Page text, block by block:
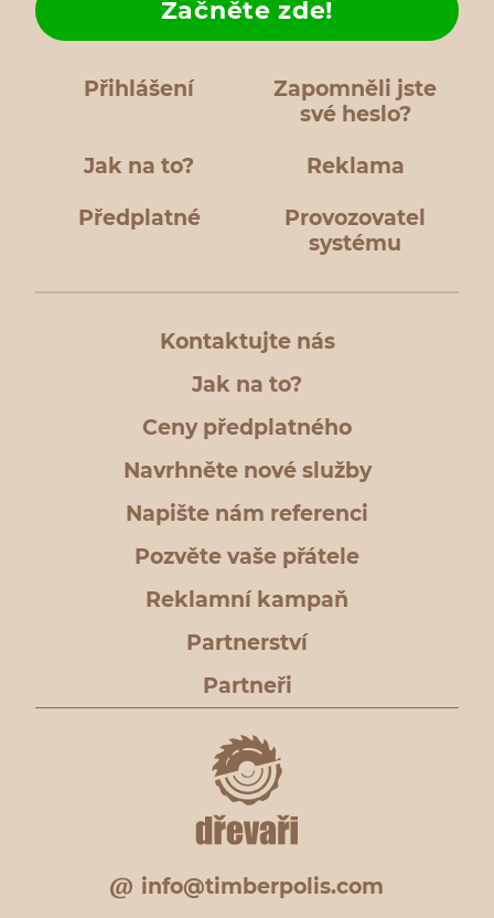
Přihlášení
Zapomněli jste
své heslo?
Jak na to?
Začněte zde!
Reklama
Předplatné
Provozovatel
systému
Kontaktujte nás
Jak na to?
Ceny předplatného
Navrhněte nové služby
Napište nám referenci
Pozvěte vaše přátele
Reklamní kampaň
Partnerství
Partneři
info@timberpolis.com